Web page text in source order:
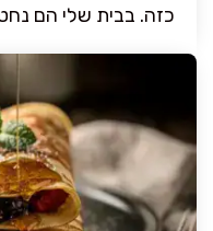
כזה. בבית שלי הם